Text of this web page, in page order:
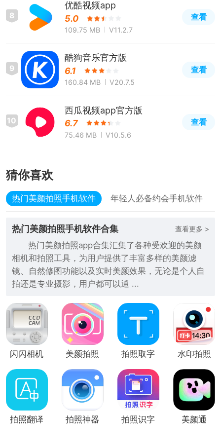
8
优酷视频app
5.0
109.75 MB V11.2.7
查看
9
酷狗音乐官方版
6.1
160.84 MB V20.7.5
查看
10
西瓜视频app官方版
6.7
75.46 MB V10.5.6
查看
猜你喜欢
热门美颜拍照手机软件 年轻人必备约会手机软件
热门美颜拍照手机软件合集 查看更多 >
热门美颜拍照app合集汇集了各种受欢迎的美颜
相机和拍照工具，为用户提供了丰富多样的美颜滤
镜、自然修图功能以及实时美颜效果，无论是个人自
拍还是专业摄影，用户都可以通 ...
闪闪相机
照)
美颜拍照
拍照取字 水印拍照
拍照翻译 拍照神器 拍照识字 美颜通